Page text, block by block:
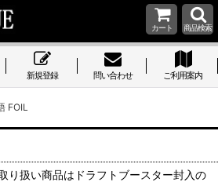
カート 商品検索
新規登録 問い合わせ ご利用案内
FOIL
り扱い商品はドラフトブースター封入の